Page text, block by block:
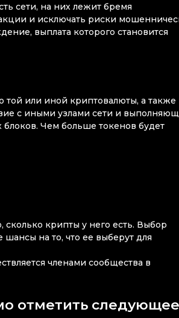
сети, на них лежит бремя
и исключать риски
выплата которого становится
той или иной криптовалюты, а также
с иными узлами сети и
Чем больше токенов будет
сколько крипты у него есть. Выбор
на то, что ее выберут для
членами сообщества в
отметить